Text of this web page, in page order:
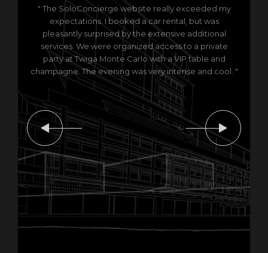
" The SoloConcierge website really exceeded my
expectations. I booked a car rental, but was
pleasantly surprised by the extensive additional
services. We were organized access to a private
party at Twiga Monte Carlo with a VIP table and
champagne. The evening was very intense and cool. "